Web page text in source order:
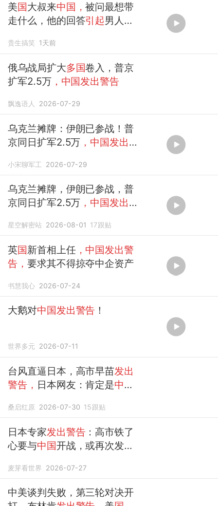
美国大叔来中国，被问最想带
走什么，他的回答引起男人共
贵生搞笑 1天前
俄乌战局扩大多国卷入，普京
扩军2.5万，中国发出警告
飘逸语人 2026-07-29
乌克兰摊牌：伊朗已参战！普
京同日扩军2.5万 ，中国发出终
小宋聊军工 2026-07-29
乌克兰摊牌，伊朗已参战，普
京同日扩军2.5万 ，中国发出终
星空解密站 2026-08-01 17跟贴
英国新首相上任，中国发出警
告，要求其不得掠夺中企资产
书慧我心 2026-07-24
大鹅对中国发出警告 ！
世界多元 2026-07-11
台风直逼日本，高市早苗发出
警告， 日本网友：肯定是中国
桑启红原 2026-07-30 15跟贴
日本专家发出警告：高市铁了
心要与中国开战，或再次发起
麦芽看世界 2026-07-27
中美谈判失败，第三轮对决开